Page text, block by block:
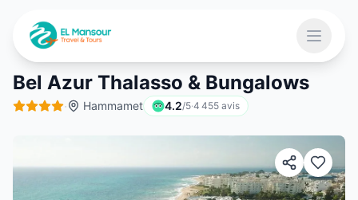
Ouvrir
Bel Azur Thalasso & Bungalows
· Hammamet 4.2/5·4 455 avis